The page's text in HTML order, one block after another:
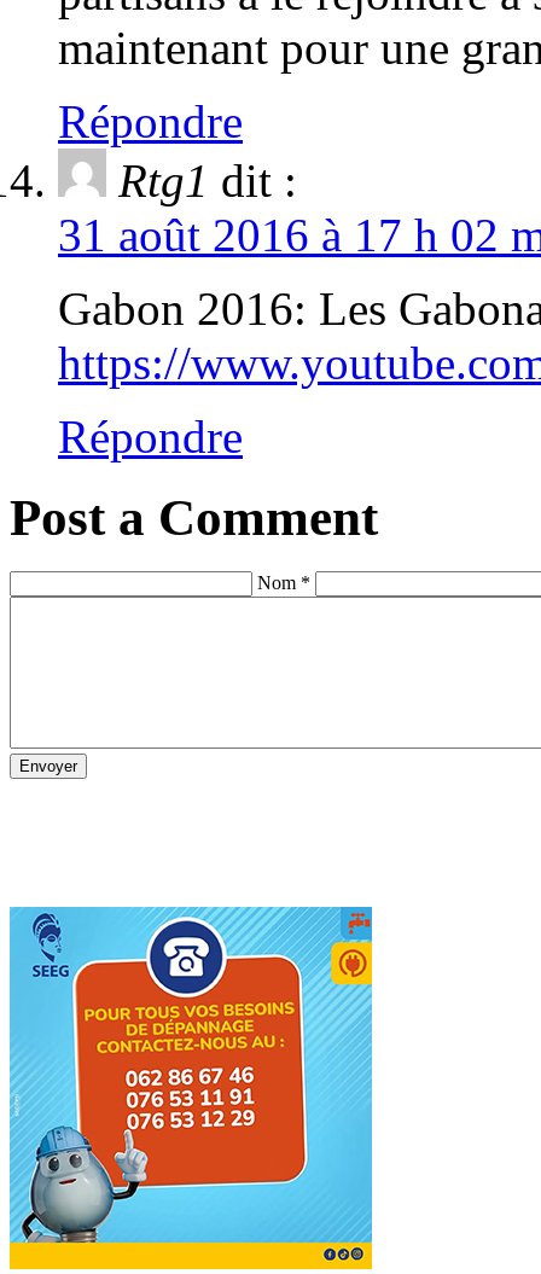
maintenant pour une
Répondre
Rtg1 dit :
31 août 2016 à 17 h 02
Gabon 2016: Les
https://
Répondre
Post a Comment
Nom *